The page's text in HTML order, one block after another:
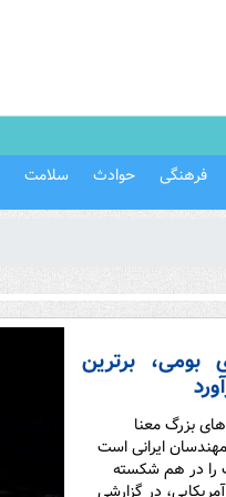
فرهنگی حوادث سلامت
بومی، برترین
بزرگ معنا
ایرانی است
را در هم شکسته
در گزارشی